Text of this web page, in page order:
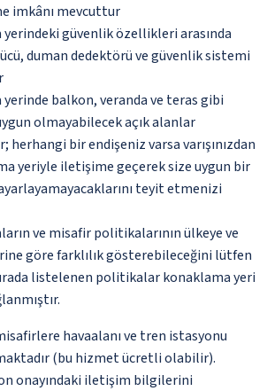
imkânı mevcuttur
güvenlik özellikleri arasında
duman dedektörü ve güvenlik sistemi
balkon, veranda ve teras gibi
olmayabilecek açık alanlar
herhangi bir endişeniz varsa varışınızdan
yeriyle iletişime geçerek size uygun bir
teyit etmenizi
ve misafir politikalarının ülkeye ve
göre farklılık gösterebileceğini lütfen
listelenen politikalar konaklama yeri
havaalanı ve tren istasyonu
(bu hizmet ücretli olabilir).
onayındaki iletişim bilgilerini